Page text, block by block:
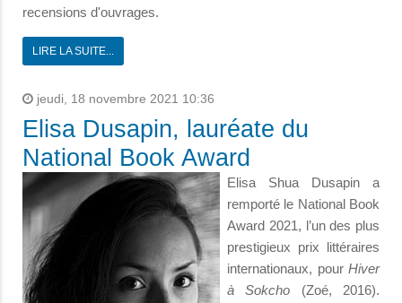
recensions d'ouvrages.
LIRE LA SUITE...
jeudi, 18 novembre 2021 10:36
Elisa Dusapin, lauréate du
National Book Award
Elisa Shua Dusapin a
remporté le National Book
Award 2021, l’un des plus
prestigieux prix littéraires
internationaux, pour Hiver
à Sokcho (Zoé, 2016).